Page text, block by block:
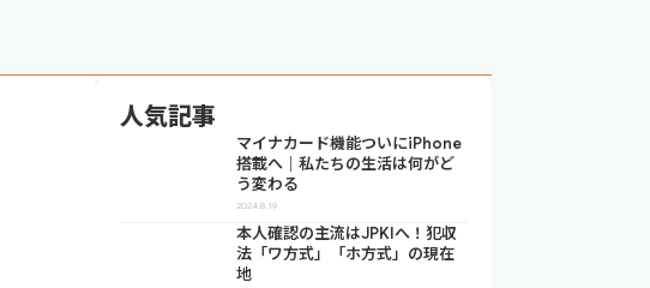
人気記事
マイナカード機能ついにiPhone
搭載へ｜私たちの生活は何がど
う変わる
2024.8.19
本人確認の主流はJPKIへ！犯収
法「ワ方式」「ホ方式」の現在
地